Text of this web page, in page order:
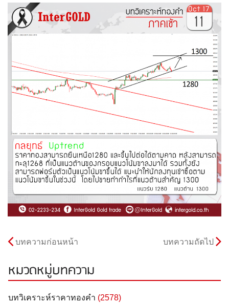
บทความก่อนหน้า บทความถัดไป
หมวดหมู่บทความ
บทวิเคราะห์ราคาทองคำ (2578)